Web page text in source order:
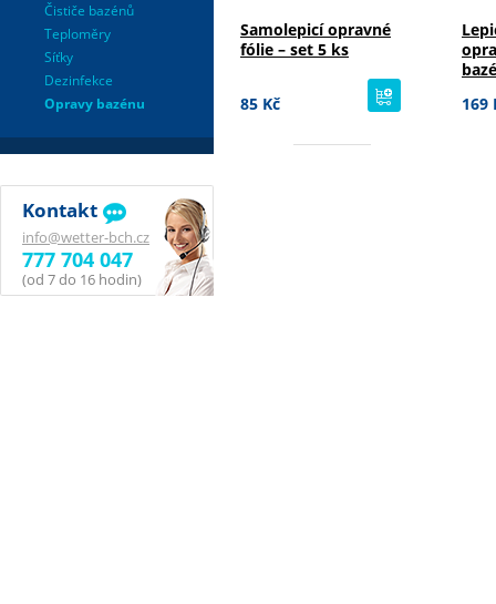
Čističe bazénů
Teploměry
Síťky
Dezinfekce
Opravy bazénu
Kontakt
info@wetter-bch.cz
777 704 047
(od 7 do 16 hodin)
Samolepicí opravné
fólie – set 5 ks
85 Kč
koupit
169